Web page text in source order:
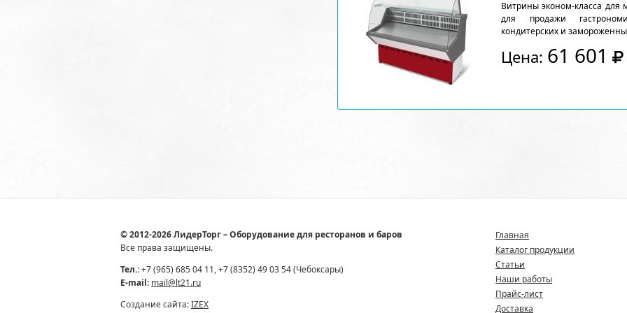
Витрины эконом-класса
для продажи
кондитерских и
Цена: 61 601
© 2012-2026 ЛидерТорг – Оборудование для ресторанов и баров
Все права защищены.
Тел.:+7 (965) 685 04 11, +7 (8352) 49 03 54 (Чебоксары)
E-mail: mail@lt21.ru
Создание сайта:IZEX
Главная
Каталог продукции
Статьи
Наши работы
Прайс-лист
Доставка